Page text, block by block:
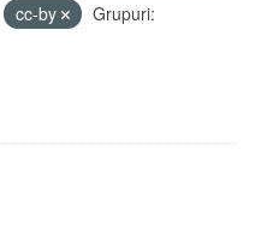
cc-by
Grupuri: